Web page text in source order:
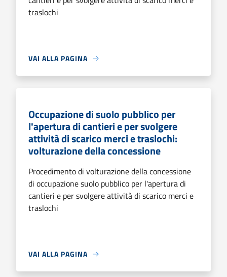
traslochi
VAI ALLA PAGINA
Occupazione di suolo pubblico per
l'apertura di cantieri e per svolgere
attività di scarico merci e traslochi:
volturazione della concessione
Procedimento di volturazione della concessione
di occupazione suolo pubblico per l'apertura di
cantieri e per svolgere attività di scarico merci e
traslochi
VAI ALLA PAGINA